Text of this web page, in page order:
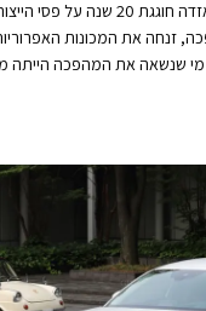
המשפחתית הגדולה של מאזדה חוגגת 20
זנחה את המכונות
מי שנשאה את המהפכה הייתה
גווני צהוב ואדום, תא
מהנה.